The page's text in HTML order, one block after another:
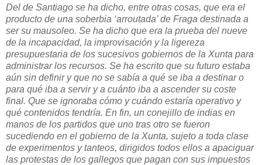
Del de Santiago se ha dicho, entre otras cosas, que era el
producto de una soberbia ‘arroutada’ de Fraga destinada a
ser su mausoleo. Se ha dicho que era la prueba del nueve
de la incapacidad, la improvisación y la ligereza
presupuestaria de los sucesivos gobiernos de la Xunta para
administrar los recursos. Se ha escrito que su futuro estaba
aún sin definir y que no se sabía a qué se iba a destinar o
para qué iba a servir y a cuánto iba a ascender su coste
final. Que se ignoraba cómo y cuándo estaría operativo y
qué contenidos tendría. En fin, un conejillo de indias en
manos de los partidos que uno tras otro se fueron
sucediendo en el gobierno de la Xunta, sujeto a toda clase
de experimentos y tanteos, dirigidos todos ellos a apaciguar
las protestas de los gallegos que pagan con sus impuestos